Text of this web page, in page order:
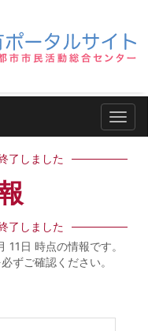
ナビ
了しました
了しました
日 時点の情報です。
ずご確認ください。